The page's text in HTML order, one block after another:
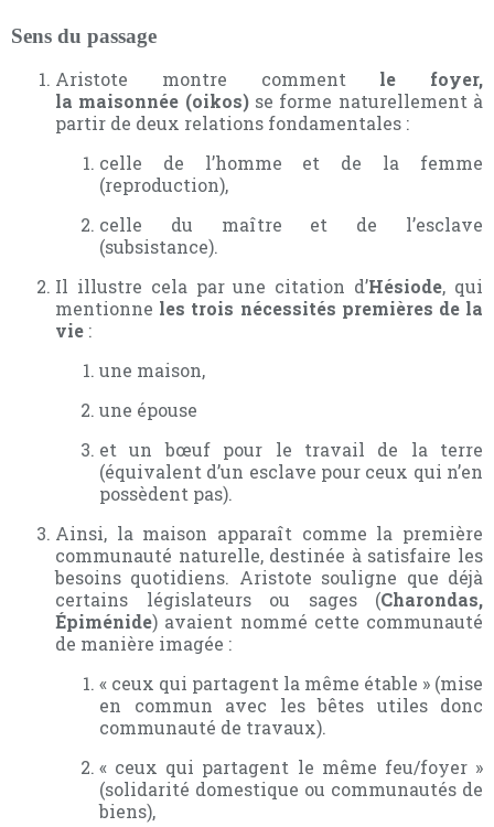
Sens du passage
Aristote montre comment le foyer,
la maisonnée (oikos)se forme naturellement à
partir de deux relations fondamentales :
celle de l’homme et de la femme
(reproduction),
celle du maître et de l’esclave
(subsistance).
Il illustre cela par une citation d’Hésiode, qui
mentionne les trois nécessités premières de la
vie :
une maison,
une épouse
et un bœuf pour le travail de la terre
(équivalent d’un esclave pour ceux qui n’en
possèdent pas).
Ainsi, la maison apparaît comme la première
communauté naturelle, destinée à satisfaire les
besoins quotidiens. Aristote souligne que déjà
certains législateurs ou sages (Charondas,
Épiménide) avaient nommé cette communauté
de manière imagée :
« ceux qui partagent la même étable » (mise
en commun avec les bêtes utiles donc
communauté de travaux).
« ceux qui partagent le même feu/foyer »
(solidarité domestique ou communautés de
biens),